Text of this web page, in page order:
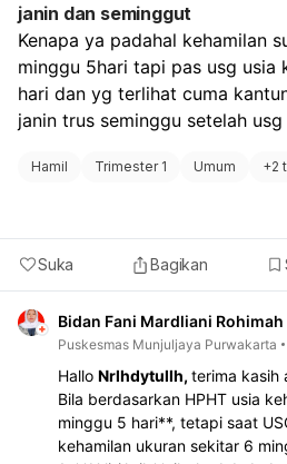
janin dan seminggut
Kenapa ya padahal kehamilan
minggu 5hari tapi pas usg usia
hari dan yg terlihat cuma
janin trus seminggu setelah
Hamil Trimester 1 Umum +2
Suka Bagikan
Bidan Fani Mardliani Rohimah
Puskesmas Munjuljaya Purwakarta
Hallo Nrlhdytullh, terima kasih
Bila berdasarkan HPHT usia
minggu 5 hari**, tetapi saat
kehamilan ukuran sekitar 6